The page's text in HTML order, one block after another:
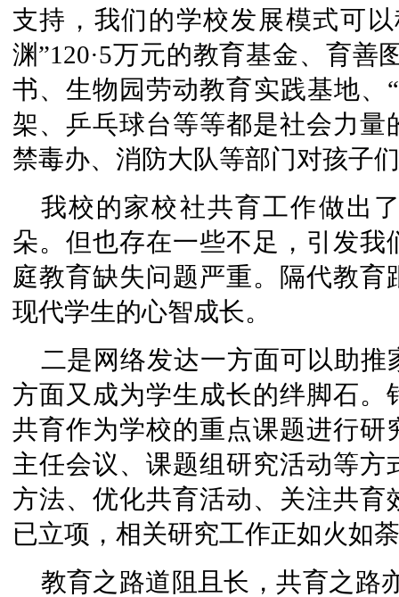
支持，我们的学校发展模式可
渊”120·5万元的教育基金、育善
书、生物园劳动教育实践基地、
架、乒乓球台等等都是社会力
禁毒办、消防大队等部门对孩子
我校的家校社共育工作做出
朵。但也存在一些不足，引发
庭教育缺失问题严重。隔代教
现代学生的心智成长。
二是网络发达一方面可以助
方面又成为学生成长的绊脚石
共育作为学校的重点课题进行
主任会议、课题组研究活动等
方法、优化共育活动、关注共
已立项，相关研究工作正如火如
教育之路道阻且长，共育之路